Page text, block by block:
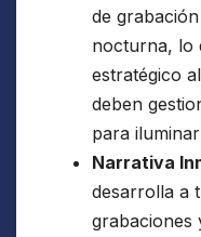
de
nocturna, lo
estratégico
deben
para
Narrativa
desarrolla a
grabaciones